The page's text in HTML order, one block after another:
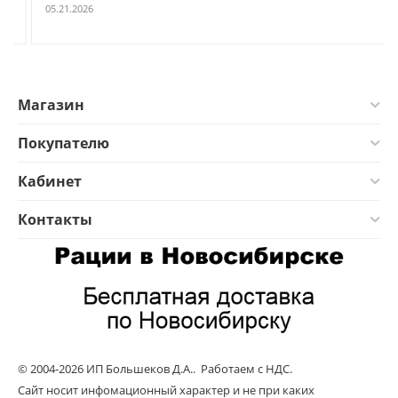
05.21.2026
Магазин
Покупателю
Кабинет
Контакты
© 2004-2026 ИП Большеков Д.А.. Работаем с НДС.
Сайт носит инфомационный характер и не при каких